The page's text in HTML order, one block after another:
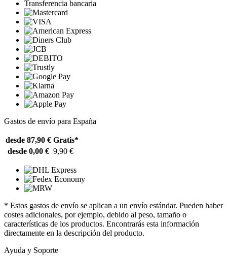
Transferencia bancaria
Gastos de envío para España
desde 87,90 € Gratis*
desde 0,00 € 9,90 €
* Estos gastos de envío se aplican a un envío estándar. Pueden haber
costes adicionales, por ejemplo, debido al peso, tamaño o
características de los productos. Encontrarás esta información
directamente en la descripción del producto.
Ayuda y Soporte